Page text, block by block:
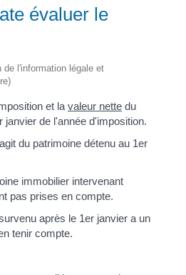
évaluer le
de l'information légale et
et la valeur nettedu
janvier de l'année d'imposition.
du patrimoine détenu au 1er
immobilier intervenant
pas prises en compte.
après le 1erjanvier a un
tenir compte.